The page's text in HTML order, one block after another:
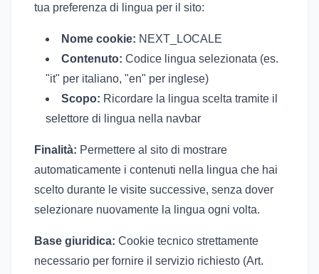
tua preferenza di lingua per il sito:
Nome cookie: NEXT_LOCALE
Contenuto: Codice lingua selezionata (es.
"it" per italiano, "en" per inglese)
Scopo: Ricordare la lingua scelta tramite il
selettore di lingua nella navbar
Finalità: Permettere al sito di mostrare
automaticamente i contenuti nella lingua che hai
scelto durante le visite successive, senza dover
selezionare nuovamente la lingua ogni volta.
Base giuridica: Cookie tecnico strettamente
necessario per fornire il servizio richiesto (Art.